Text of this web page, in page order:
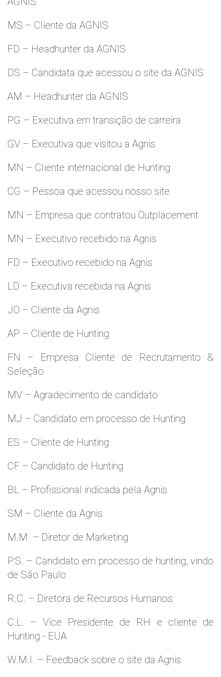
MS – Cliente da AGNIS
FD – Headhunter da AGNIS
DS – Candidata que acessou o site da AGNIS
AM – Headhunter da AGNIS
PG – Executiva em transição de carreira
GV – Executiva que visitou a Agnis
MN – Cliente internacional de Hunting
CG – Pessoa que acessou nosso site
MN – Empresa que contratou Outplacement
MN – Executivo recebido na Agnis
FD – Executivo recebido na Agnis
LD – Executiva recebida na Agnis
JO – Cliente da Agnis
AP – Cliente de Hunting
FN – Empresa Cliente de Recrutamento &
Seleção
MV – Agradecimento de candidato
MJ – Candidato em processo de Hunting
ES – Cliente de Hunting
CF – Candidato de Hunting
BL – Profissional indicada pela Agnis
SM – Cliente da Agnis
M.M. – Diretor de Marketing
P.S. – Candidato em processo de hunting, vindo
de São Paulo
R.C. – Diretora de Recursos Humanos
C.L. – Vice Presidente de RH e cliente de
Hunting - EUA
W.M.l. – Feedback sobre o site da Agnis